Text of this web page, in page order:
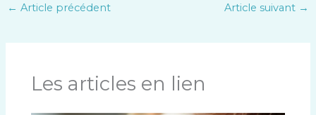
← Article précédent Article suivant →
Les articles en lien